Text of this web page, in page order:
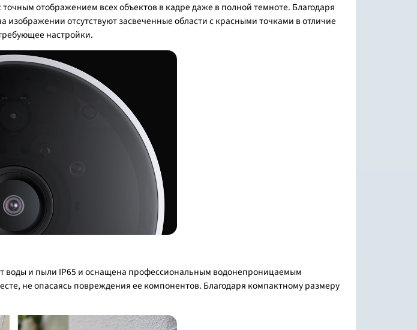
отображением всех объектов в кадре даже в полной темноте. Благодаря
отсутствуют засвеченные области с красными точками в отличие
настройки.
воды и пыли IP65 и оснащена профессиональным водонепроницаемым
не опасаясь повреждения ее компонентов. Благодаря компактному размеру